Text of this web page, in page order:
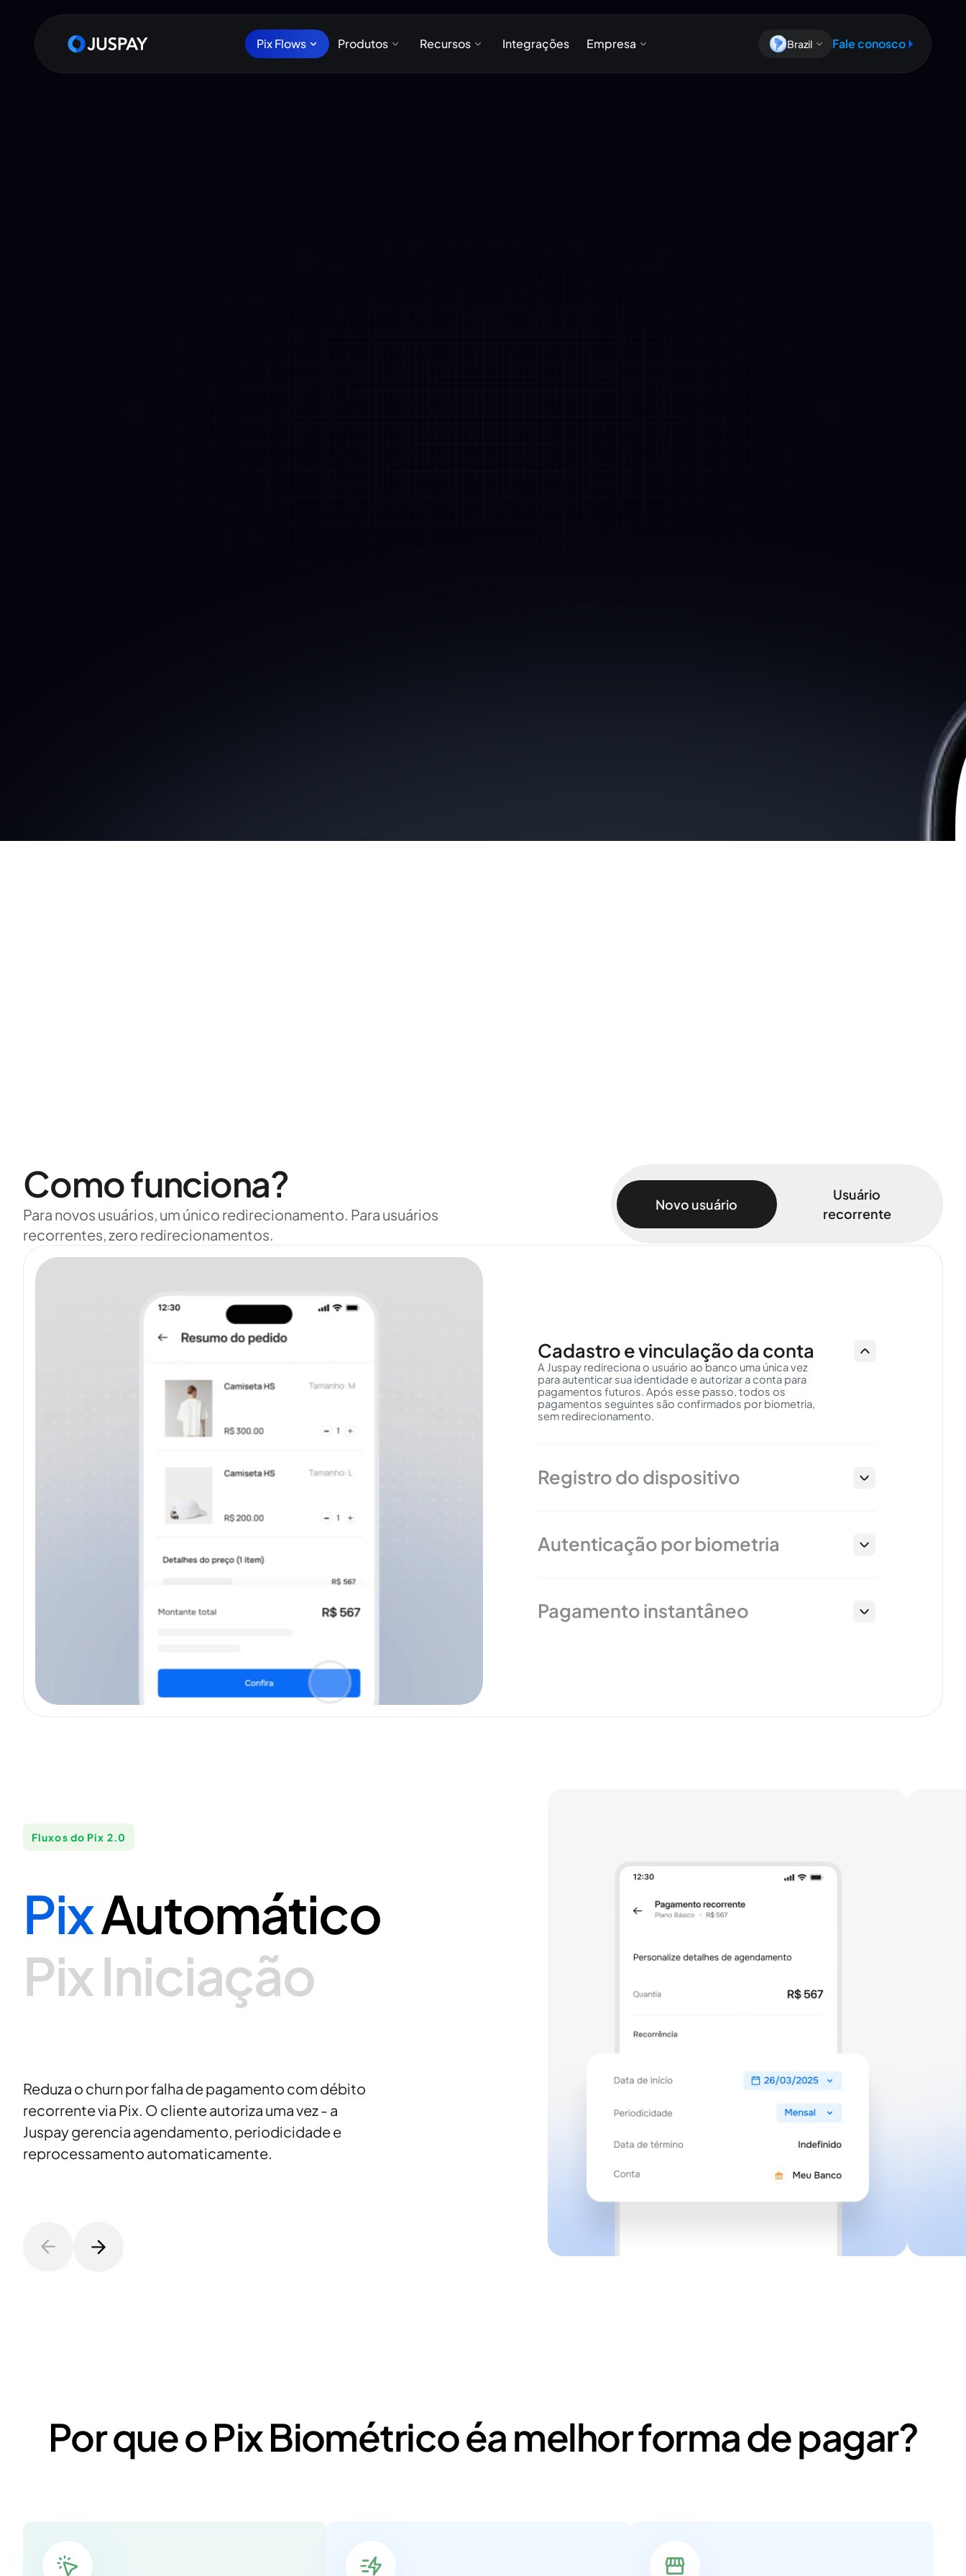
Pix Flows Produtos Recursos Integrações Empresa Brazil Fale conosco
PIX 2.0: AUTENTICAÇÃO BIOMÉTRICA SEM REDIRECIONAMENTO
Pix confirmado com
Sem sair do app.
Open Finance - sem escanear QR code, sem troca de app, sem
abandono de checkout. Disponível para participantes do
ecossistema Open Finance.
Como funciona?
Para novos usuários, um único redirecionamento. Para usuários
recorrentes, zero redirecionamentos.
Novo usuário
Usuário
recorrente
Cadastro e vinculação da conta
A Juspay redireciona o usuário ao banco uma única vez
para autenticar sua identidade e autorizar a conta para
pagamentos futuros. Após esse passo, todos os
pagamentos seguintes são confirmados por biometria,
sem redirecionamento.
Registro do dispositivo
Autenticação por biometria
Pagamento instantâneo
Fluxos do Pix 2.0
PixAutomático
PixIniciação
Reduza o churn por falha de pagamento com débito
recorrente via Pix. O cliente autoriza uma vez - a
Juspay gerencia agendamento, periodicidade e
reprocessamento automaticamente.
Por que o Pix Biométrico éa melhor forma de pagar?